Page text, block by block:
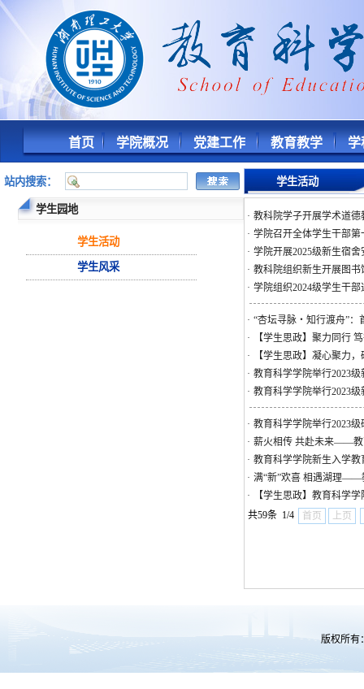
首页 学院概况 党建工作 教育教学
站内搜索：
学生园地
学生活动
学生风采
学生活动
· 教科院学子开展学术道
· 学院召开全体学生干部第
· 学院开展2025级新生宿舍
· 教科院组织新生开展图书
· 学院组织2024级学生干部
· “杏坛寻脉・知行渡舟”
·
【学生思政】聚力同行
·
【学生思政】凝心聚力
· 教育科学学院举行2023
· 教育科学学院举行2023
· 教育科学学院举行2023
· 薪火相传 共赴未来——教
· 教育科学学院新生入学教
· 满“新”欢喜 相遇湖理——
·
【学生思政】教育科学
共59条 1/4
首页 上页
版权所有